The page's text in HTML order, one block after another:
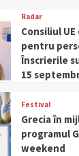
Radar
Consiliul
pentru
Înscrierile
15
Festival
Grecia în
programul
weekend